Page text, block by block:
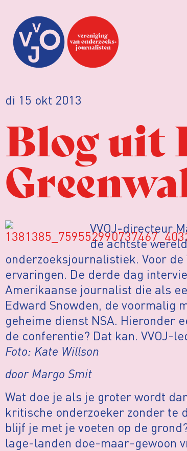
di 15 okt 2013
Blog uit
VVOJ-directeur
de achtste
onderzoeksjournalistiek. Voor
ervaringen. De derde dag
Amerikaanse journalist die als
Edward Snowden, de voormalig
geheime dienst NSA. Hieronder
de conferentie? Dat kan. VVOJ-
Foto: Kate Willson
door Margo Smit
Wat doe je als je groter wordt
kritische onderzoeker zonder te
blijf je met je voeten op de
lage-landen doe-maar-gewoon